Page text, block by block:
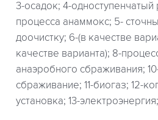
3-осадок; 4-одноступенчатый
процесса анаммокс; 5-
доочистку; 6-(в качестве
качестве варианта); 8-
анаэробного сбраживания;
сбраживание; 11-биогаз; 12-
установка; 13-